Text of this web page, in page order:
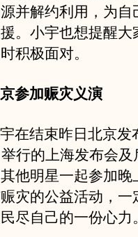
并解约利用，为自
。小宇也想提醒大
积极面对。
参加赈灾义演
在结束昨日北京发
行的上海发布会
他明星一起参加晚
灾的公益活动，一
尽自己的一份心力